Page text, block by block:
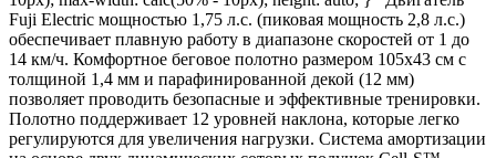
Fuji Electric мощностью 1,75 л.с. (пиковая мощность 2,8 л.с.)
обеспечивает плавную работу в диапазоне скоростей от 1 до
14 км/ч. Комфортное беговое полотно размером 105х43 см с
толщиной 1,4 мм и парафинированной декой (12 мм)
позволяет проводить безопасные и эффективные тренировки.
Полотно поддерживает 12 уровней наклона, которые легко
регулируются для увеличения нагрузки. Система амортизации